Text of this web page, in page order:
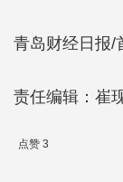
青岛财经日报
责任编辑：崔
点赞 3